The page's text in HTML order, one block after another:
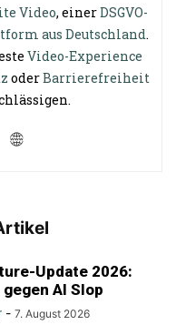
Video, einerDSGVO-
aus Deutschland.
Video-Experience
oderBarrierefreiheit
Update 2026:
AI Slop
- 7. August 2026